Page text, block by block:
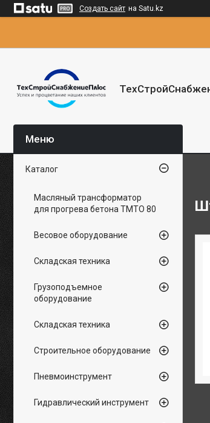
Создать сайт на Satu.kz
Каталог
Масляный трансформатор
для прогрева бетона ТМТО 80
Весовое оборудование
Складская техника
Грузоподъемное
оборудование
Складская техника
Строительное оборудование
Пневмоинструмент
Гидравлический инструмент